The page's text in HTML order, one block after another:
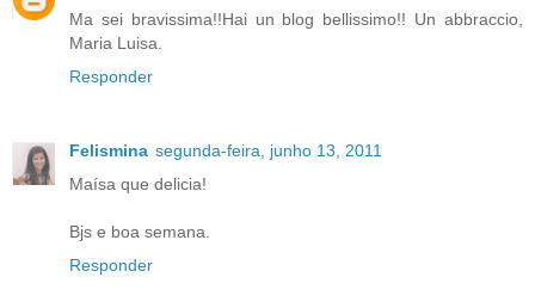
Ma sei bravissima!!Hai un blog bellissimo!! Un abbraccio,
Maria Luisa.
Responder
Felismina segunda-feira, junho 13, 2011
Maísa que delicia!
Bjs e boa semana.
Responder